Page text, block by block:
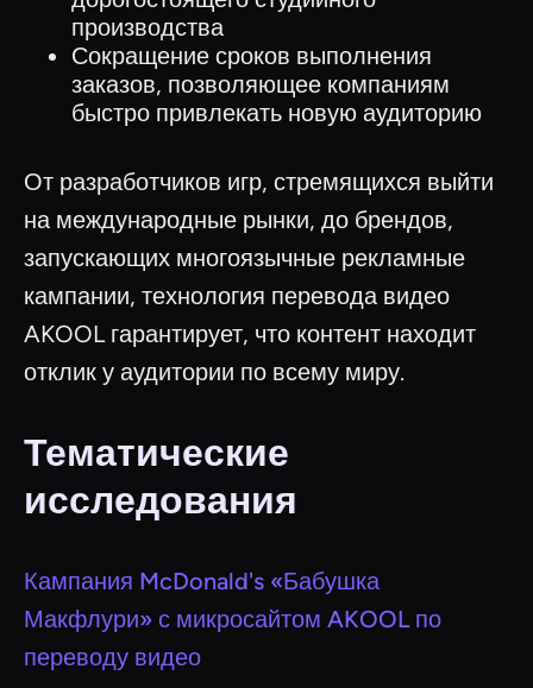
производства
Сокращение сроков выполнения
заказов, позволяющее компаниям
быстро привлекать новую аудиторию
От разработчиков игр, стремящихся выйти
на международные рынки, до брендов,
запускающих многоязычные рекламные
кампании, технология перевода видео
AKOOL гарантирует, что контент находит
отклик у аудитории по всему миру.
Тематические
исследования
Кампания McDonald's «Бабушка
Макфлури» с микросайтом AKOOL по
переводу видео